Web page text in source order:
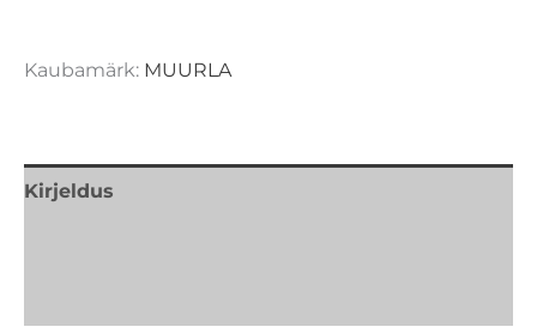
Kaubamärk: MUURLA
Kirjeldus